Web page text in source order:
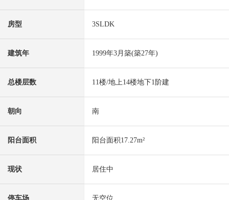
房型 3SLDK
建筑年 1999年3月築(築27年)
总楼层数 11楼/地上14楼地下1阶建
朝向 南
阳台面积 阳台面积17.27m²
现状 居住中
停车场 无空位